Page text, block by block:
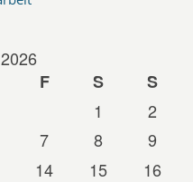
F S
S
1
2
7 8
9
14 15
16